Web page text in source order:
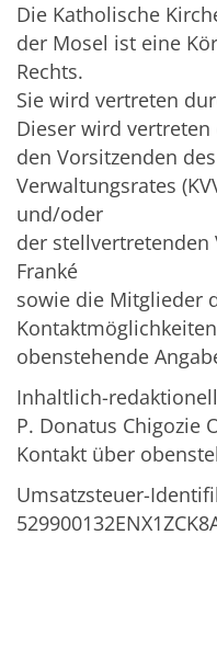
Die Katholische
der Mosel ist eine
Rechts.
Sie wird vertreten
Dieser wird vertreten
den Vorsitzenden
Verwaltungsrates
und/oder
der stellvertretenden
Franké
sowie die Mitglieder
obenstehende
Inhaltlich-
P. Donatus Chigozie
Kontakt über
Umsatzsteuer-